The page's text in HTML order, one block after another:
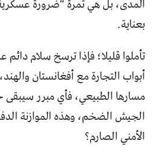
المدى، بل هي ثمرة “ضرورة
بعناية.
تأملوا قليلا؛ فإذا ترسخ سلام
أبواب التجارة مع أفغانستان
مسارها الطبيعي، فأي مبرر سيبقى
الجيش الضخم، وهذه الموازنة
الأمني الصارم؟